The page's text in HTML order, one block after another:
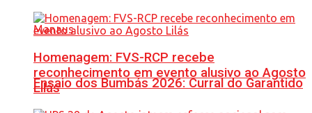
Ensaio dos Bumbás 2026: Curral do Garantido
Homenagem: FVS-RCP recebe
reconhecimento em evento alusivo ao Agosto
Lilás